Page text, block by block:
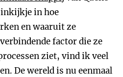
in hoe
en waaruit ze
factor die ze
ziet, vind ik veel
De wereld is nu eenmaal